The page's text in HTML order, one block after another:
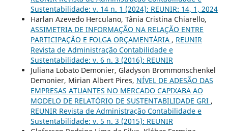
Sustentabilidade: v. 14 n. 1 (2024): REUNIR: 14, 1, 2024
Harlan Azevedo Herculano, Tânia Cristina Chiarello,
ASSIMETRIA DE INFORMAÇÃO NA RELAÇÃO ENTRE
PARTICIPAÇÃO E FOLGA ORÇAMENTÁRIA , REUNIR
Revista de Administração Contabilidade e
Sustentabilidade: v. 6 n. 3 (2016): REUNIR
Juliana Lobato Demonier, Gladyson Brommonschenkel
Demonier, Mirian Albert Pires, NÍVEL DE ADESÃO DAS
EMPRESAS ATUANTES NO MERCADO CAPIXABA AO
MODELO DE RELATÓRIO DE SUSTENTABILIDADE GRI ,
REUNIR Revista de Administração Contabilidade e
Sustentabilidade: v. 5 n. 3 (2015): REUNIR